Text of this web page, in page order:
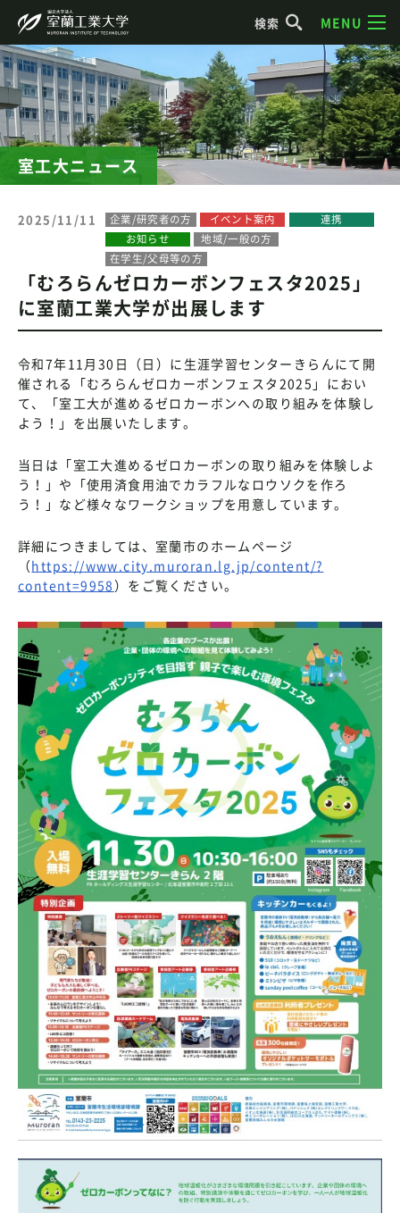
検索 MENU
室工大ニュース
2025/11/11 企業/研究者の方 イベント案内
連携
お知らせ
地域/一般の方
在学生/父母等の方
「むろらんゼロカーボンフェスタ2025」
に室蘭工業大学が出展します
令和7年11月30日（日）に生涯学習センターきらんにて開
催される「むろらんゼロカーボンフェスタ2025」におい
て、「室工大が進めるゼロカーボンへの取り組みを体験し
よう！」を出展いたします。
当日は「室工大進めるゼロカーボンの取り組みを体験しよ
う！」や「使用済食用油でカラフルなロウソクを作ろ
う！」など様々なワークショップを用意しています。
詳細につきましては、室蘭市のホームページ
（https://www.city.muroran.lg.jp/content/?
content=9958）をご覧ください。